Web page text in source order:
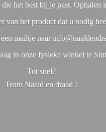
het best bij je past.
het product dat u nodig
mailtje naar
in onze fysieke winkel te
Tot snel?
Team Naald en draad !